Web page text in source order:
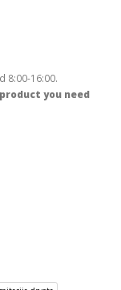
8:00-16:00.
you need